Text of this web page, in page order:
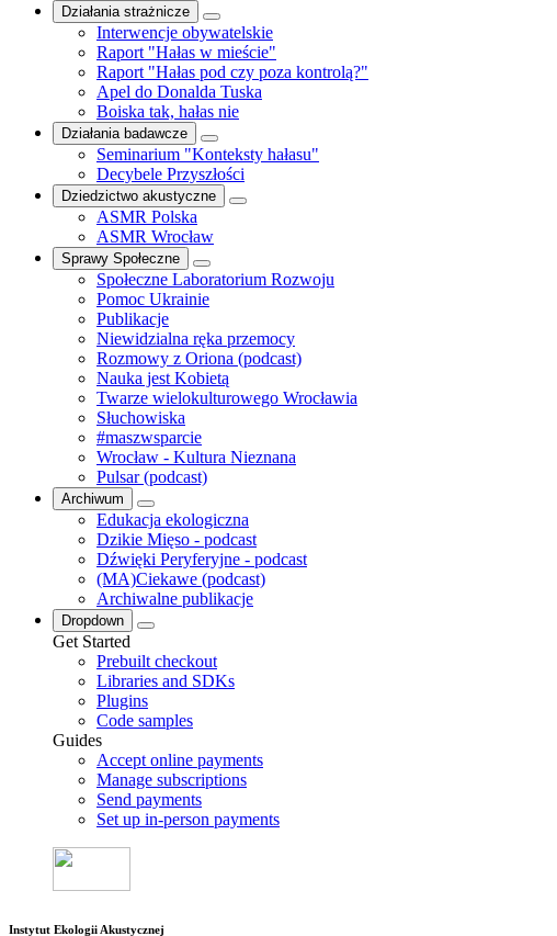
Działania strażnicze
Interwencje obywatelskie
Raport "Hałas w mieście"
Raport "Hałas pod czy poza kontrolą?"
Apel do Donalda Tuska
Boiska tak, hałas nie
Działania badawcze
Seminarium "Konteksty hałasu"
Decybele Przyszłości
Dziedzictwo akustyczne
ASMR Polska
ASMR Wrocław
Sprawy Społeczne
Społeczne Laboratorium Rozwoju
Pomoc Ukrainie
Publikacje
Niewidzialna ręka przemocy
Rozmowy z Oriona (podcast)
Nauka jest Kobietą
Twarze wielokulturowego Wrocławia
Słuchowiska
#maszwsparcie
Wrocław - Kultura Nieznana
Pulsar (podcast)
Archiwum
Edukacja ekologiczna
Dzikie Mięso - podcast
Dźwięki Peryferyjne - podcast
(MA)Ciekawe (podcast)
Archiwalne publikacje
Dropdown
Get Started
Prebuilt checkout
Libraries and SDKs
Plugins
Code samples
Guides
Accept online payments
Manage subscriptions
Send payments
Set up in-person payments
Instytut Ekologii Akustycznej